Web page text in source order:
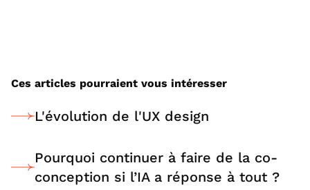
Ces articles pourraient vous intéresser
L'évolution de l'UX design
Pourquoi continuer à faire de la co-
conception si l’IA a réponse à tout ?